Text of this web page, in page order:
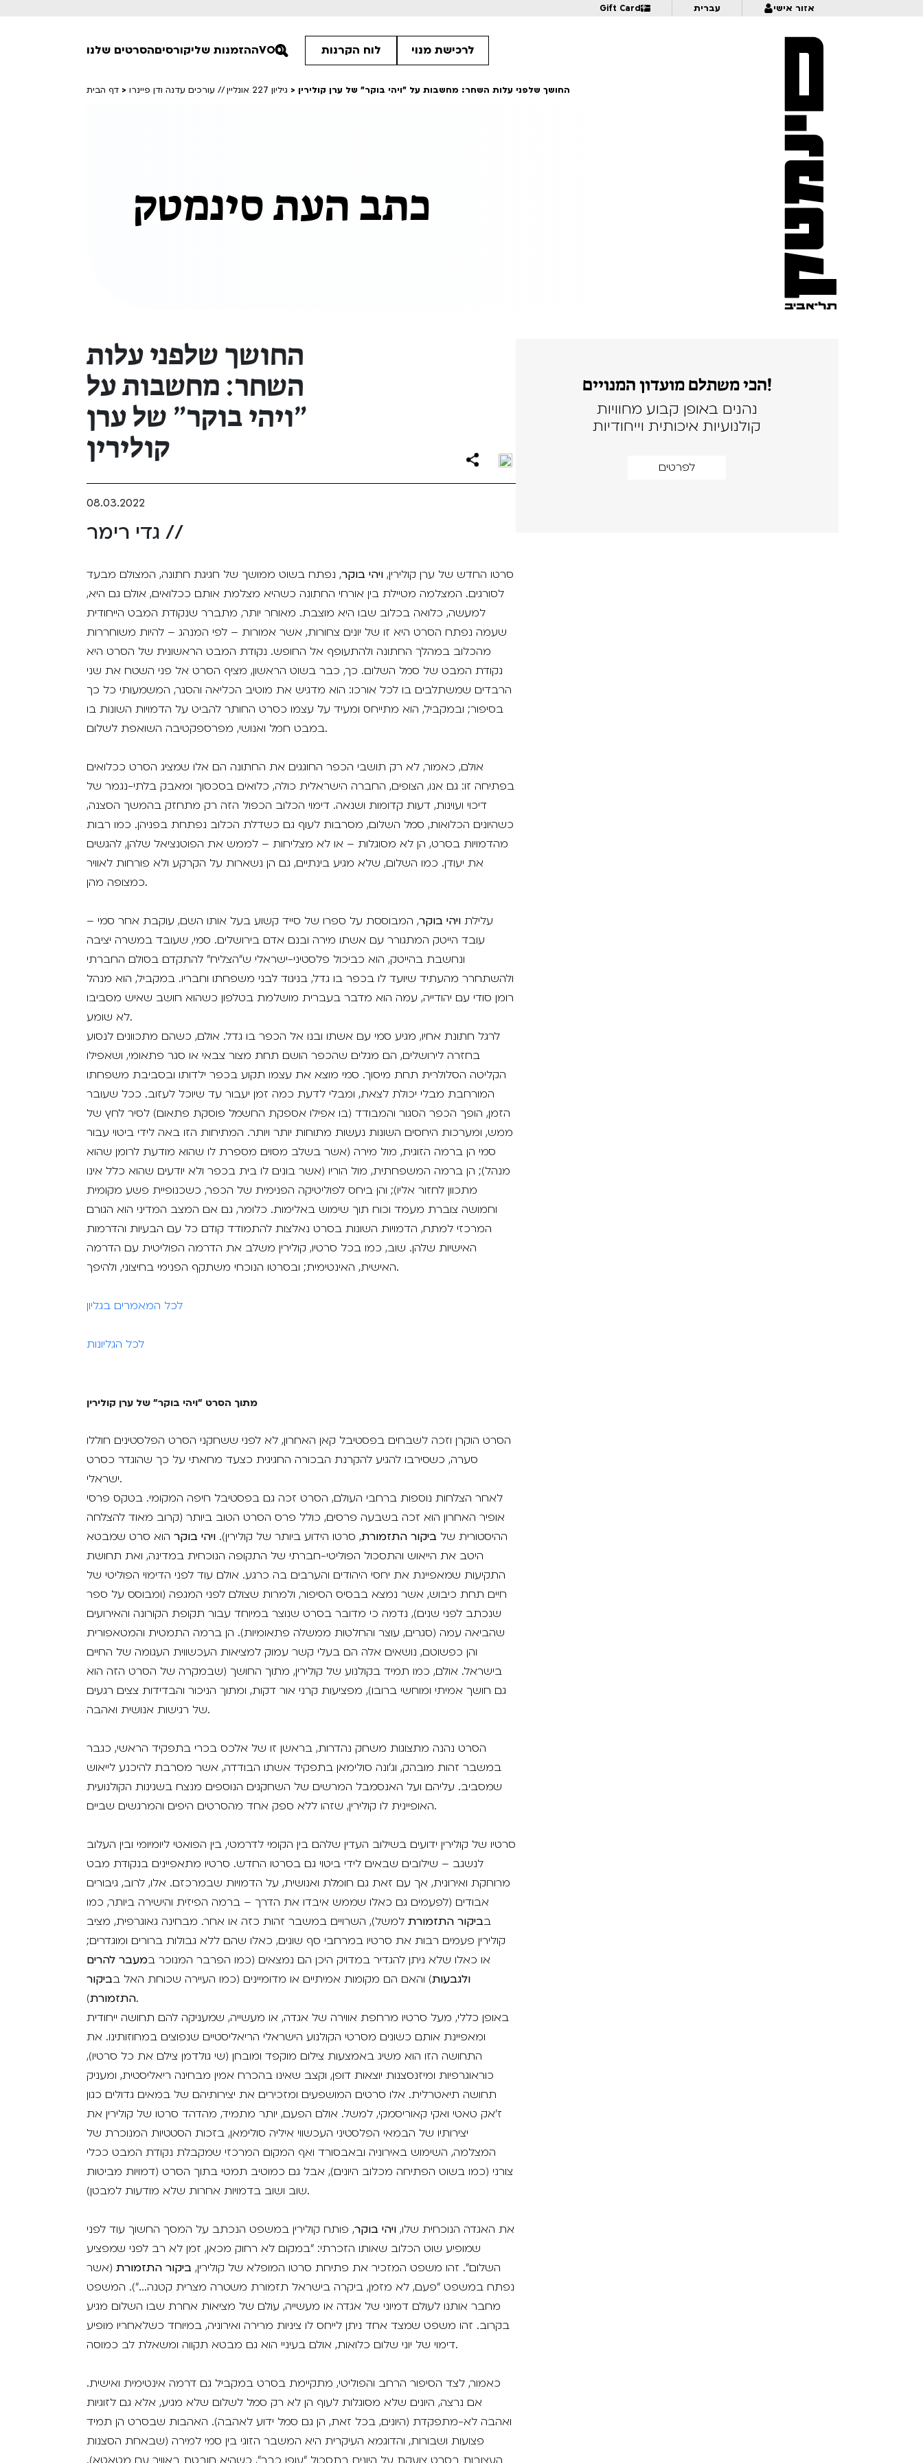
Gift Card עברית אזור אישי
הסרטים שלנו
לפי ימים
קורסיםההזמנות שליVOD לוח הקרנות לרכישת מנוי
דף הבית > גיליון 227 אונליין // עורכים עדנה ודן פיינרו > החושך שלפני עלות השחר: מחשבות על ״ויהי בוקר״ של ערן קולירין
כתב העת סינמטק
החושך שלפני עלות
השחר: מחשבות על
״ויהי בוקר״ של ערן
קולירין
08.03.2022
גדי רימר //
סרטו החדש של ערן קולירין, ויהי בוקר, נפתח בשוט ממושך של חגיגת חתונה, המצולם מבעד
לסורגים. המצלמה מטיילת בין אורחי החתונה כשהיא מצלמת אותם ככלואים, אולם גם היא,
למעשה, כלואה בכלוב שבו היא מוצבת. מאוחר יותר, מתברר שנקודת המבט הייחודית
שעמה נפתח הסרט היא זו של יונים צחורות, אשר אמורות – לפי המנהג – להיות משוחררות
מהכלוב במהלך החתונה ולהתעופף אל החופש. נקודת המבט הראשונית של הסרט היא
נקודת המבט של סמל השלום. כך, כבר בשוט הראשון, מציף הסרט אל פני השטח את שני
הרבדים שמשתלבים בו לכל אורכו: הוא מדגיש את מוטיב הכליאה והסגר, המשמעותי כל כך
בסיפור; ובמקביל, הוא מתייחס ומעיד על עצמו כסרט החותר להביט על הדמויות השונות בו
במבט חמל ואנושי, מפרספקטיבה השואפת לשלום.
אולם, כאמור, לא רק תושבי הכפר החוגגים את החתונה הם אלו שמציג הסרט ככלואים
בפתיחה זו: גם אנו, הצופים, החברה הישראלית כולה, כלואים בסכסוך ומאבק בלתי-נגמר של
דיכוי ועוינות, דעות קדומות ושנאה. דימוי הכלוב הכפול הזה רק מתחזק בהמשך הסצנה,
כשהיונים הכלואות, סמל השלום, מסרבות לעוף גם כשדלת הכלוב נפתחת בפניהן. כמו רבות
מהדמויות בסרט, הן לא מסוגלות – או לא מצליחות – לממש את הפוטנציאל שלהן, להגשים
את יעודן. כמו השלום, שלא מגיע בינתיים, גם הן נשארות על הקרקע ולא פורחות לאוויר
כמצופה מהן.
עלילת ויהי בוקר, המבוססת על ספרו של סייד קשוע בעל אותו השם, עוקבת אחר סמי –
עובד הייטק המתגורר עם אשתו מירה ובנם אדם בירושלים. סמי, שעובד במשרה יציבה
ונחשבת בהייטק, הוא כביכול פלסטיני-ישראלי ש״הצליח״ להתקדם בסולם החברתי
ולהשתחרר מהעתיד שיועד לו בכפר בו גדל, בניגוד לבני משפחתו וחבריו. במקביל, הוא מנהל
רומן סודי עם יהודייה, עמה הוא מדבר בעברית מושלמת בטלפון כשהוא חושב שאיש מסביבו
לא שומע.
לרגל חתונת אחיו, מגיע סמי עם אשתו ובנו אל הכפר בו גדל. אולם, כשהם מתכוונים לנסוע
בחזרה לירושלים, הם מגלים שהכפר הושם תחת מצור צבאי או סגר פתאומי, ושאפילו
הקליטה הסלולרית תחת מיסוך. סמי מוצא את עצמו תקוע בכפר ילדותו ובסביבת משפחתו
המורחבת מבלי יכולת לצאת, ומבלי לדעת כמה זמן יעבור עד שיוכל לעזוב. ככל שעובר
הזמן, הופך הכפר הסגור והמבודד (בו אפילו אספקת החשמל פוסקת פתאום) לסיר לחץ של
ממש, ומערכות היחסים השונות נעשות מתוחות יותר ויותר. המתיחות הזו באה לידי ביטוי עבור
סמי הן ברמה הזוגית, מול מירה (אשר בשלב מסוים מספרת לו שהוא מודעת לרומן שהוא
מנהל); הן ברמה המשפחתית, מול הוריו (אשר בונים לו בית בכפר ולא יודעים שהוא כלל אינו
מתכוון לחזור אליו); והן ביחס לפוליטיקה הפנימית של הכפר, כשכנופיית פשע מקומית
וחמושה צוברת מעמד וכוח תוך שימוש באלימות. כלומר, גם אם המצב המדיני הוא הגורם
המרכזי למתח, הדמויות השונות בסרט נאלצות להתמודד קודם כל עם הבעיות והדרמות
האישיות שלהן. שוב, כמו בכל סרטיו, קולירין משלב את הדרמה הפוליטית עם הדרמה
האישית, האינטימית; ובסרטו הנוכחי משתקף הפנימי בחיצוני, ולהיפך.
לכל המאמרים בגליון
לכל הגליונות
מתוך הסרט "ויהי בוקר" של ערן קולירין
הסרט הוקרן וזכה לשבחים בפסטיבל קאן האחרון, לא לפני ששחקני הסרט הפלסטינים חוללו
סערה, כשסירבו להגיע להקרנת הבכורה החגיגית כצעד מחאתי על כך שהוגדר כסרט
ישראלי.
לאחר הצלחות נוספות ברחבי העולם, הסרט זכה גם בפסטיבל חיפה המקומי. בטקס פרסי
אופיר האחרון הוא זכה בשבעה פרסים, כולל פרס הסרט הטוב ביותר (קרוב מאוד להצלחה
ההיסטורית של ביקור התזמורת, סרטו הידוע ביותר של קולירין). ויהי בוקר הוא סרט שמבטא
היטב את הייאוש והתסכול הפוליטי-חברתי של התקופה הנוכחית במדינה, ואת תחושת
התקיעות שמאפיינת את יחסי היהודים והערבים בה כרגע. אולם עוד לפני הדימוי הפוליטי של
חיים תחת כיבוש, אשר נמצא בבסיס הסיפור, ולמרות שצולם לפני המגפה (ומבוסס על ספר
שנכתב לפני שנים), נדמה כי מדובר בסרט שנוצר במיוחד עבור תקופת הקורונה והאירועים
שהביאה עמה (סגרים, עוצר והחלטות ממשלה פתאומיות). הן ברמה התמטית והמטאפורית
והן כפשוטם, נושאים אלה הם בעלי קשר עמוק למציאות העכשווית העגומה של החיים
בישראל. אולם, כמו תמיד בקולנוע של קולירין, מתוך החושך (שבמקרה של הסרט הזה הוא
גם חושך אמיתי ומוחשי ברובו), מפציעות קרני אור דקות, ומתוך הניכור והבדידות צצים רגעים
של רגישות אנושית ואהבה.
הסרט נהנה מתצוגות משחק נהדרות, בראשן זו של אלכס בכרי בתפקיד הראשי, כגבר
במשבר זהות מובהק, וג׳ונה סולימאן בתפקיד אשתו הבודדה, אשר מסרבת להיכנע לייאוש
שמסביב. עליהם ועל האנסמבל המרשים של השחקנים הנוספים מנצח בשנינות הקולנועית
האופיינית לו קולירין, שזהו ללא ספק אחד מהסרטים היפים והמרגשים שביים.
סרטיו של קולירין ידועים בשילוב העדין שלהם בין הקומי לדרמטי, בין הפואטי ליומיומי ובין העלוב
לנשגב – שילובים שבאים לידי ביטוי גם בסרטו החדש. סרטיו מתאפיינים בנקודת מבט
מרוחקת ואירונית, אך עם זאת גם חומלת ואנושית, על הדמויות שבמרכזם. אלו, לרוב, גיבורים
אבודים (לפעמים גם כאלו שממש איבדו את הדרך – ברמה הפיזית והישירה ביותר, כמו
בביקור התזמורת למשל), השרויים במשבר זהות כזה או אחר. מבחינה גאוגרפית, מציב
קולירין פעמים רבות את סרטיו במרחבי סף שונים, כאלו שהם ללא גבולות ברורים ומוגדרים;
או כאלו שלא ניתן להגדיר במדויק היכן הם נמצאים (כמו הפרבר המנוכר במעבר להרים
ולגבעות) והאם הם מקומות אמיתיים או מדומיינים (כמו העיירה שכוחת האל בביקור
התזמורת).
באופן כללי, מעל סרטיו מרחפת אווירה של אגדה, או מעשייה, שמעניקה להם תחושה ייחודית
ומאפיינת אותם כשונים מסרטי הקולנוע הישראלי הריאליסטיים שנפוצים במחוזותינו. את
התחושה הזו הוא משיג באמצעות צילום מוקפד ומובחן (שי גולדמן צילם את כל סרטיו),
כוראוגרפיות ומיזנסצנות יוצאות דופן, וקצב שאינו בהכרח אמין מבחינה ריאליסטית, ומעניק
תחושה תיאטרלית. אלו סרטים המושפעים ומזכירים את יצירותיהם של במאים גדולים כגון
ז׳אק טאטי ואקי קאוריסמקי, למשל. אולם הפעם, יותר מתמיד, מהדהד סרטו של קולירין את
יצירותיו של הבמאי הפלסטיני העכשווי איליה סולימאן, בזכות הסטטיות המנוכרת של
המצלמה, השימוש באירוניה ובאבסורד ואף המקום המרכזי שמקבלת נקודת המבט ככלי
צורני (כמו בשוט הפתיחה מכלוב היונים), אבל גם כמוטיב תמטי בתוך הסרט (דמויות מביטות
שוב ושוב בדמויות אחרות שלא מודעות למבטן).
את האגדה הנוכחית שלו, ויהי בוקר, פותח קולירין במשפט הנכתב על המסך החשוך עוד לפני
שמופיע שוט הכלוב שאותו הזכרתי: ״במקום לא רחוק מכאן, זמן לא רב לפני שמפציע
השלום״. זהו משפט המזכיר את פתיחת סרטו המופלא של קולירין, ביקור התזמורת (אשר
נפתח במשפט ״פעם, לא מזמן, ביקרה בישראל תזמורת משטרה מצרית קטנה...״). המשפט
מחבר אותנו לעולם דמיוני של אגדה או מעשייה, עולם של מציאות אחרת שבו השלום מגיע
בקרוב. זהו משפט שמצד אחד ניתן לייחס לו ציניות מרירה ואירוניה, במיוחד כשלאחריו מופיע
דימוי של יוני שלום כלואות, אולם בעיניי הוא גם מבטא תקווה ומשאלת לב כמוסה.
כאמור, לצד הסיפור הרחב והפוליטי, מתקיימת בסרט במקביל גם דרמה אינטימית ואישית.
אם נרצה, היונים שלא מסוגלות לעוף הן לא רק סמל לשלום שלא מגיע, אלא גם לזוגיות
ואהבה לא-מתפקדת (היונים, בכל זאת, הן גם סמל ידוע לאהבה). האהבות שבסרט הן תמיד
פצועות ושבורות, והדוגמא העיקרית היא המשבר הזוגי בין סמי למירה (שבאחת הסצנות
הכי משתלם מועדון המנויים!
נהנים באופן קבוע מחוויות
קולנועיות איכותית וייחודיות
לפרטים